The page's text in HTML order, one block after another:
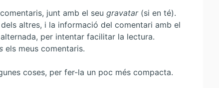
junt amb el seu gravatar(si en té).
altres, i la informació del comentari amb el
per intentar facilitar la lectura.
els meus comentaris.
coses, per fer-la un poc més compacta.